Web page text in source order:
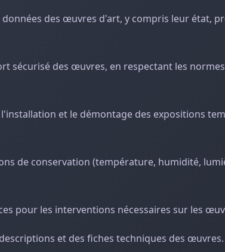
des œuvres d'art, y compris leur état,
sécurisé des œuvres, en respectant les
et le démontage des expositions
de conservation (température, humidité,
pour les interventions nécessaires sur les
et des fiches techniques des œuvres.